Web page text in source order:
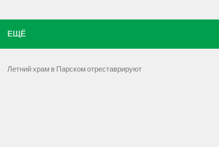
ЕЩЁ
Летний храм в Парском отреставрируют